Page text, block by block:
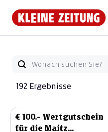
192 Ergebnisse
€ 100.- Wertgutschein
für die Maitz